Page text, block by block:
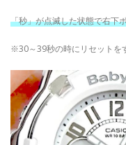
「秒」が点滅した状態で右下
※30～39秒の時にリセットを